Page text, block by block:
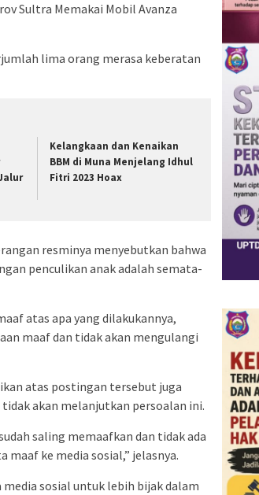
Sultra Memakai Mobil Avanza
lima orang merasa keberatan
Kelangkaan dan Kenaikan
BBM di Muna Menjelang Idhul
Fitri 2023 Hoax
resminya menyebutkan bahwa
penculikan anak adalah semata-
atas apa yang dilakukannya,
maaf dan tidak akan mengulangi
atas postingan tersebut juga
akan melanjutkan persoalan ini.
saling memaafkan dan tidak ada
ke media sosial,” jelasnya.
sosial untuk lebih bijak dalam